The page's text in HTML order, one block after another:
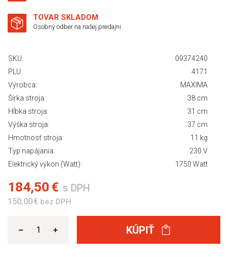
TOVAR SKLADOM
Osobný odber na našej predajni
SKU:
09374240
PLU:
4171
Výrobca:
MAXIMA
Šírka stroja:
38 cm
Hĺbka stroja:
31 cm
Výška stroja:
37 cm
Hmotnosť stroja:
11 kg
Typ napájania:
230 V
Elektrický výkon (Watt):
1750 Watt
184,50 € s DPH
150,00 € bez DPH
KÚPIŤ